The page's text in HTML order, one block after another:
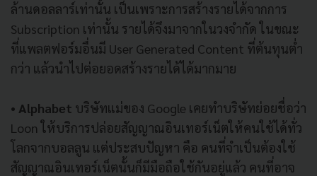
ล้านดอลลาร์เท่านั้น เป็นเพราะการสร้างรายได้จากการ
Subscription เท่านั้น รายได้จึงมาจากในวงจำกัด ในขณะ
ที่แพลตฟอร์มอื่นมี User Generated Content ที่ต้นทุนต่ำ
กว่า แล้วนำไปต่อยอดสร้างรายได้ได้มากมาย
• Alphabet บริษัทแม่ของ Google เคยทำบริษัทย่อยชื่อว่า
Loon ให้บริการปล่อยสัญญาณอินเทอร์เน็ตให้คนใช้ได้ทั่ว
โลกจากบอลลูน แต่ประสบปัญหา คือ คนที่จำเป็นต้องใช้
สัญญาณอินเทอร์เน็ตนั้นก็มีมือถือใช้กันอยู่แล้ว คนที่อาจ